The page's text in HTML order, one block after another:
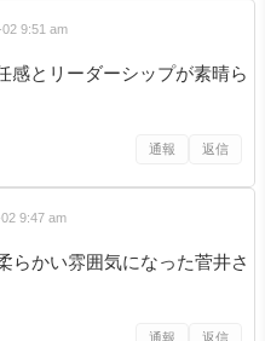
9:51 am
感とリーダーシップが素晴ら
通報 返信
9:47 am
らかい雰囲気になった菅井さ
通報 返信